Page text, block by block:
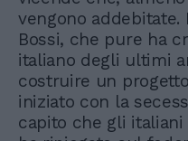
vengono
Bossi, che pure ha
italiano degli ultimi
costruire un
iniziato con la
capito che gli italiani